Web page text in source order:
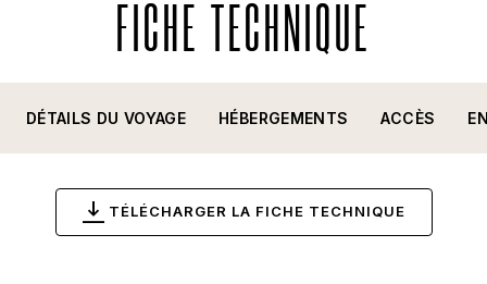
FICHE TECHNIQUE
DÉTAILS DU VOYAGE HÉBERGEMENTS ACCÈS
TÉLÉCHARGER LA FICHE TECHNIQUE